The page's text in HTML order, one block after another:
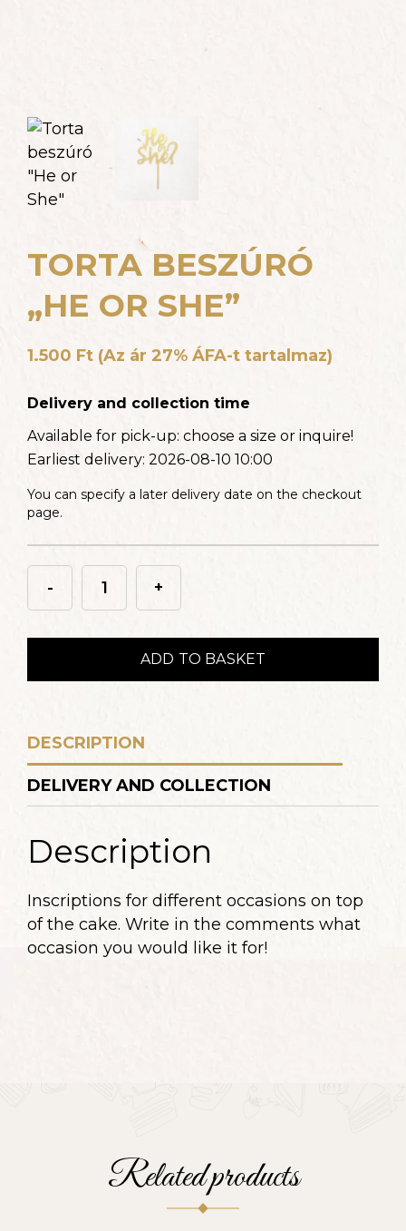
TORTA BESZÚRÓ
„HE OR SHE”
1.500 Ft (Az ár 27% ÁFA-t tartalmaz)
Delivery and collection time
Available for pick-up: choose a size or inquire!
Earliest delivery: 2026-08-10 10:00
You can specify a later delivery date on the checkout
page.
- +
ADD TO BASKET
DESCRIPTION
DELIVERY AND COLLECTION
Description
Inscriptions for different occasions on top
of the cake. Write in the comments what
occasion you would like it for!
Related products